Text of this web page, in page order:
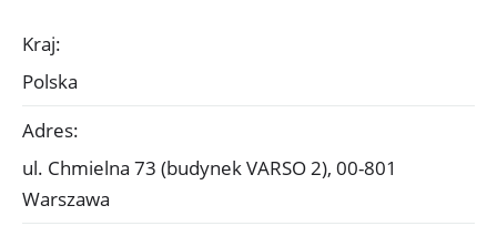
Kraj:
Polska
Adres:
ul. Chmielna 73 (budynek VARSO 2), 00-801
Warszawa